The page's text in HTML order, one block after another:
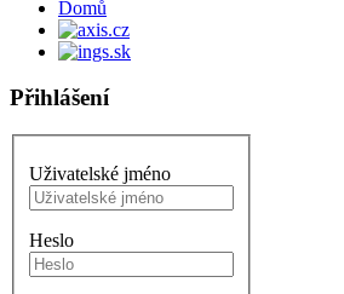
Domů
Přihlášení
Uživatelské jméno
Heslo